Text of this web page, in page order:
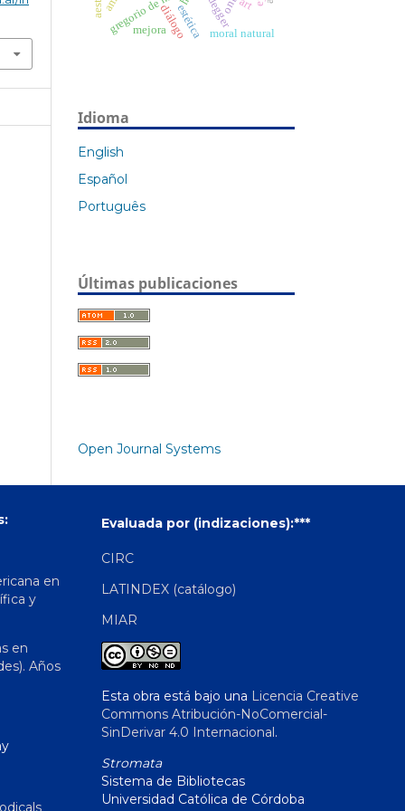
gregorio de nisa
diálogo moral natural
art
estética
mejora
Idioma
English
Español
Português
Últimas publicaciones
Open Journal Systems
en
y
en
Años
Evaluada por (indizaciones):***
CIRC
LATINDEX (catálogo)
MIAR
Esta obra está bajo una Licencia Creative
Commons Atribución-NoComercial-
SinDerivar 4.0 Internacional.
Stromata
Sistema de Bibliotecas
Universidad Católica de Córdoba